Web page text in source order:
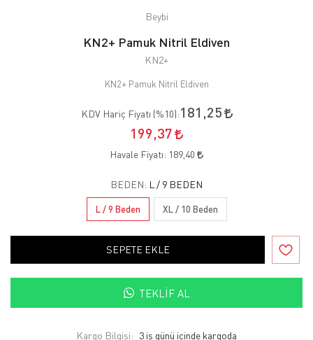
Beybi
KN2+ Pamuk Nitril Eldiven
KN2+
KN2+ Pamuk Nitril Eldiven
KDV Hariç Fiyatı (%10):181,25
199,37
Havale Fiyatı: 189,40
BEDEN: L / 9 BEDEN
L / 9 Beden XL / 10 Beden
SEPETE EKLE
TEKLIF AL
Kargo Bilgisi: 3 iş günü içinde kargoda